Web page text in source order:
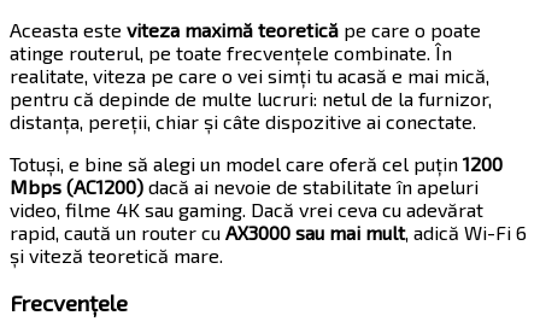
Aceasta este viteza maximă teoretică pe care o poate
atinge routerul, pe toate frecvențele combinate. În
realitate, viteza pe care o vei simți tu acasă e mai mică,
pentru că depinde de multe lucruri: netul de la furnizor,
distanța, pereții, chiar și câte dispozitive ai conectate.
Totuși, e bine să alegi un model care oferă cel puțin 1200
Mbps (AC1200) dacă ai nevoie de stabilitate în apeluri
video, filme 4K sau gaming. Dacă vrei ceva cu adevărat
rapid, caută un router cu AX3000 sau mai mult, adică Wi-Fi 6
și viteză teoretică mare.
Frecvențele